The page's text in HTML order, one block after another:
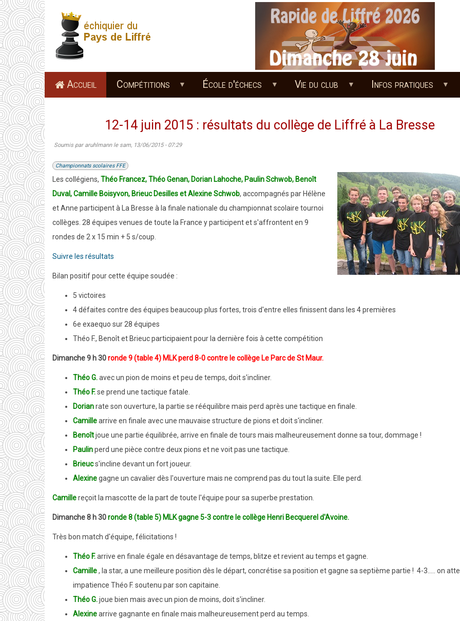
Aller
au
contenu
principal
Accueil Compétitions École d'échecs Vie du club Infos pratiques
12-14 juin 2015 : résultats du collège de Liffré à La Bresse
Soumis par aruhlmannle sam, 13/06/2015 - 07:29
Championnats scolaires FFE
Les collégiens, Théo Francez, Théo Genan, Dorian Lahoche, Paulin Schwob, Benoît
Duval,Camille Boisyvon, Brieuc Desilles et AlexineSchwob, accompagnés par Hélène
et Anne participent à La Bresse à la finale nationale du championnat scolaire tournoi
collèges. 28 équipes venues de toute la France y participent ets'affrontent en 9
rondes de 2 x 15 min + 5 s/coup.
Suivre les résultats
Bilan positif pour cette équipe soudée :
5 victoires
4 défaites contre des équipes beaucoup plus fortes, trois d'entre elles finissent dans les 4 premières
6e exaequo sur 28 équipes
Théo F., Benoît et Brieuc participaient pour la dernière fois à cette compétition
Dimanche 9 h 30ronde 9 (table 4) MLK perd 8-0 contre le collège Le Parc de St Maur.
Théo G.avec un pion de moins et peu de temps, doit s'incliner.
Théo F.se prend une tactique fatale.
Dorianrate son ouverture, la partie se rééquilibre mais perd après une tactique en finale.
Camillearrive en finale avec une mauvaise structure de pions et doit s'incliner.
Benoîtjoue une partie équilibrée, arrive en finale de tours mais malheureusement donne sa tour, dommage !
Paulinperd une pièce contre deux pions et ne voit pas une tactique.
Brieucs'incline devant un fort joueur.
Alexinegagne un cavalier dès l'ouverture mais ne comprend pas du tout la suite. Elle perd.
Camillereçoit la mascotte de la part de toute l'équipe pour sa superbe prestation.
Dimanche 8 h 30ronde 8 (table 5) MLK gagne 5-3 contre le collège Henri Becquerel d'Avoine.
Très bon match d'équipe, félicitations !
Théo F.arrive en finale égale en désavantage de temps, blitze et revient au temps et gagne.
Camille, la star, a une meilleure position dès le départ, concrétise sa position et gagne sa septième partie ! 4-3..... on
impatience Théo F. soutenu par son capitaine
Théo G.joue bien mais avec un pion de moins, doit s'incliner.
Alexinearrive gagnante en finale mais malheureusement perd au temps.